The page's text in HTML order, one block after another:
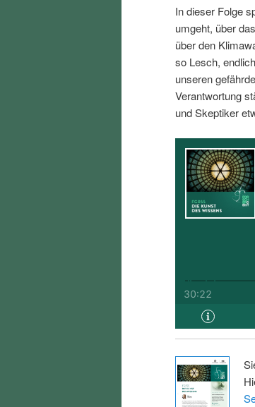
p
r
i
n
g
e
n
t
s
p
r
i
n
g
In dieser Folge
umgeht, über
über den
so Lesch,
unseren
Verantwortung
und Skeptiker